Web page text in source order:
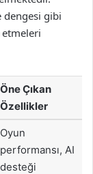
gibi
Öne Çıkan
Özellikler
Oyun
performansı, AI
desteği